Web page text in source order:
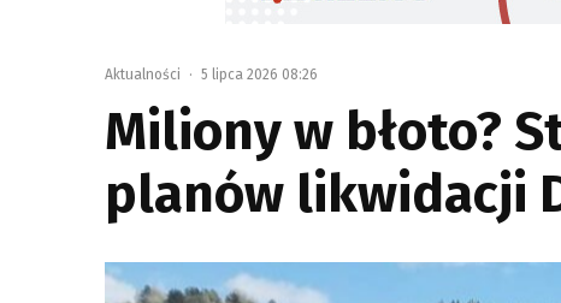
Aktualności · 5 lipca 2026 08:26
Miliony w błoto?
planów likwidacji